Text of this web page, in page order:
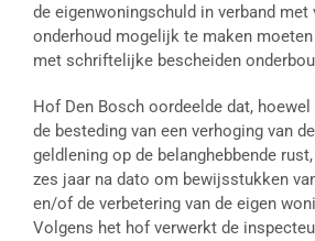
de eigenwoningschuld in verband met
onderhoud mogelijk te maken
met schriftelijke bescheiden
Hof Den Bosch oordeelde dat,
de besteding van een verhoging van
geldlening op de belanghebbende
zes jaar na dato om bewijsstukken
en/of de verbetering van de eigen
Volgens het hof verwerkt de